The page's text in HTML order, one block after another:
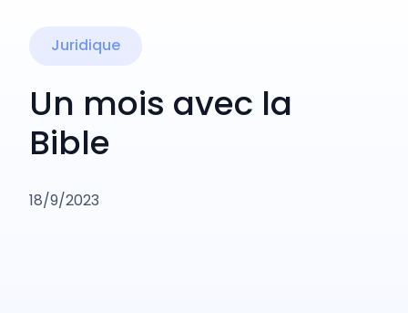
Juridique
Un mois avec la
Bible
18/9/2023